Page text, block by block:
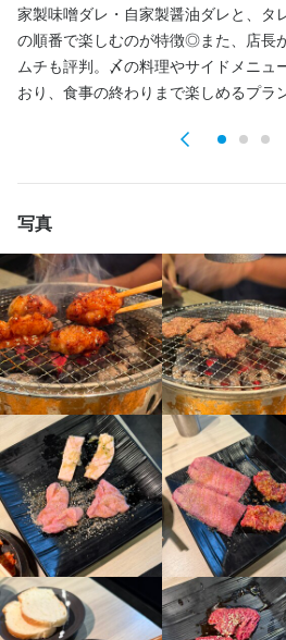
家製味噌ダレ・自家製醤油ダレと、タ
の順番で楽しむのが特徴◎また、店長
ムチも評判。〆の料理やサイドメニュ
おり、食事の終わりまで楽しめるプラ
写真
この仕事のおすすめポイント
【安心して働ける勤務環境】
日曜定休で、平日のみ勤務や時短社員
かり考慮し、転勤もありません。ダブ
で、ライフスタイルに合わせて長く安
元々赤坂で食べログ高評価だった焼肉
っかり人気の店になれる味とサービス
いと思います。そのため、頑張りや成
ス・賞与を支給しますので、一緒に盛
【未経験から店長へ！充実の研修制度
未経験の方や新卒・第二新卒の方も大
オープニングスタッフとしての経験を
ウをしっかり学べます。女性スタッフ
小さなお店で、あなたの成長を全力で
店名
ホルモンかねまさ